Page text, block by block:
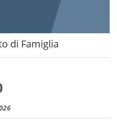
di Famiglia